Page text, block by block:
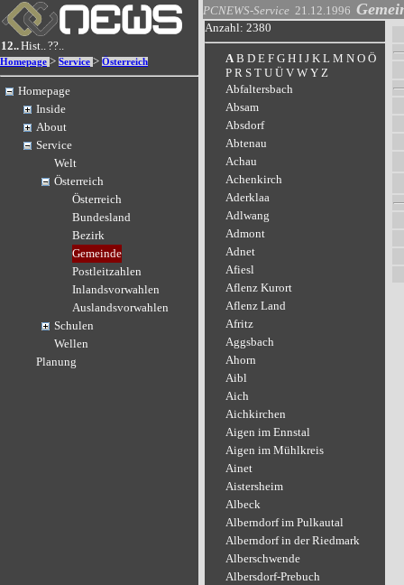
12..Hist..??..
Homepage > Service > Österreich
Homepage
Inside
About
Service
Welt
Österreich
Österreich
Bundesland
Bezirk
Gemeinde
Postleitzahlen
Inlandsvorwahlen
Auslandsvorwahlen
Schulen
Wellen
Planung
PCNEWS-Service 21.12.1996
Anzahl: 2380
A B D E F G H I J K L M N O Ö
P R S T U Ü V W Y Z
Abfaltersbach
Absam
Absdorf
Abtenau
Achau
Achenkirch
Aderklaa
Adlwang
Admont
Adnet
Afiesl
Aflenz Kurort
Aflenz Land
Afritz
Aggsbach
Ahorn
Aibl
Aich
Aichkirchen
Aigen im Ennstal
Aigen im Mühlkreis
Ainet
Aistersheim
Albeck
Alberndorf im Pulkautal
Alberndorf in der Riedmark
Alberschwende
Albersdorf-Prebuch